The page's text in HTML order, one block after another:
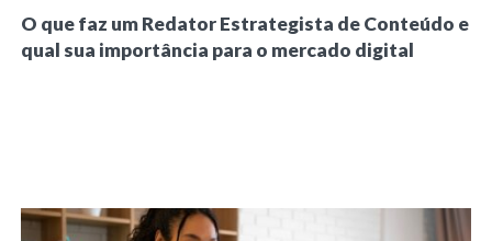
O que faz um Redator Estrategista de Conteúdo e
qual sua importância para o mercado digital